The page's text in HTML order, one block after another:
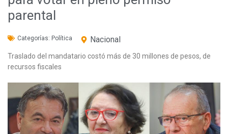
parental
Categorías: Política Nacional
Traslado del mandatario costó más de 30 millones de pesos, de
recursos fiscales